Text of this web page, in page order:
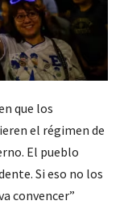
que los
el régimen de
El pueblo
Si eso no los
convencer”